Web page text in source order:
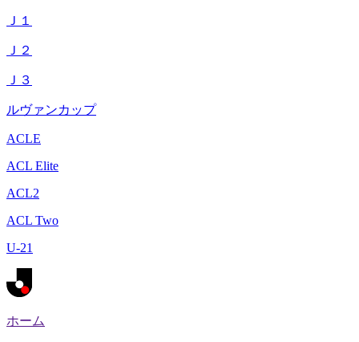
Ｊ１
Ｊ２
Ｊ３
ルヴァンカップ
ACLE
ACL Elite
ACL2
ACL Two
U-21
ホーム